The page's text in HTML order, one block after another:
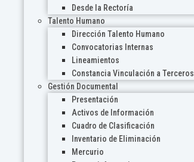
Desde la Rectoría
Talento Humano
Dirección Talento Humano
Convocatorias Internas
Lineamientos
Constancia Vinculación a Terceros
Gestión Documental
Presentación
Activos de Información
Cuadro de Clasificación
Inventario de Eliminación
Mercurio